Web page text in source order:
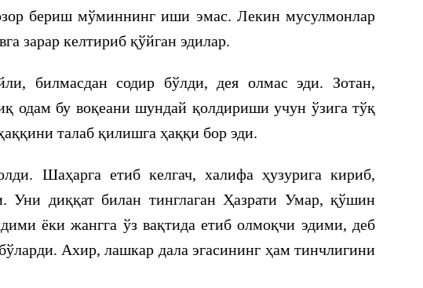
бериш мўминнинг иши эмас. Лекин мусулмонлар
зарар келтириб қўйган эдилар.
билмасдан содир бўлди, дея олмас эди. Зотан,
одам бу воқеани шундай қолдириши учун ўзига тўқ
талаб қилишга ҳаққи бор эди.
Шаҳарга етиб келгач, халифа ҳузурига кириб,
Уни диққат билан тинглаган Ҳазрати Умар, қўшин
ёки жангга ўз вақтида етиб олмоқчи эдими, деб
Ахир, лашкар дала эгасининг ҳам тинчлигини